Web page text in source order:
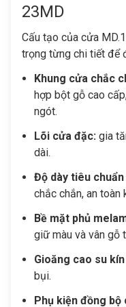
23MD
Cấu tạo của cửa
trọng từng chi tiết để
Khung cửa chắc
hợp bột gỗ cao
ngót.
Lõi cửa đặc: gia
dài.
Độ dày tiêu
chắc chắn, an toàn
Bề mặt phủ
giữ màu và vân gỗ
Gioăng cao su
bụi.
Phụ kiện đồng